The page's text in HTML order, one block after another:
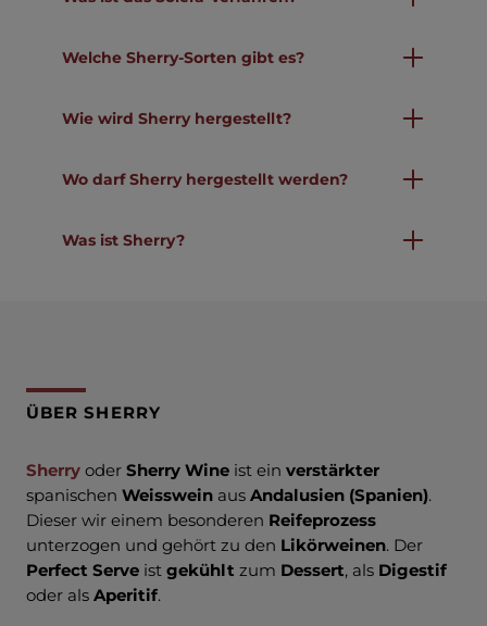
Welche Sherry-Sorten gibt es?
Wie wird Sherry hergestellt?
Wo darf Sherry hergestellt werden?
Was ist Sherry?
ÜBER SHERRY
Sherry oder Sherry Wine ist ein verstärkter
spanischen Weisswein aus Andalusien (Spanien).
Dieser wir einem besonderen Reifeprozess
unterzogen und gehört zu den Likörweinen. Der
Perfect Serve ist gekühlt zum Dessert, als Digestif
oder als Aperitif.